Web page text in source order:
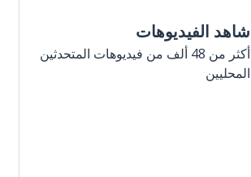
شاهد الفيديوهات
أكثر من 48 ألف من فيديوهات المتحدثين
المحليين